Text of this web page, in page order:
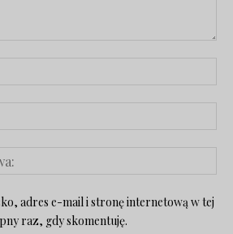
adres e-mail i stronę internetową w tej
raz, gdy skomentuję.